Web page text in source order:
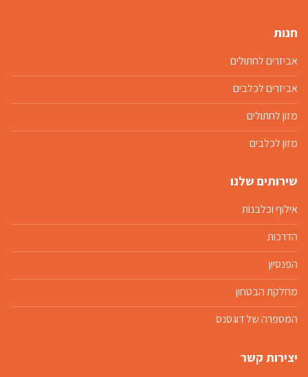
חנות
אביזרים לחתולים
אביזרים לכלבים
מזון לחתולים
מזון לכלבים
שירותים שלנו
אילוף וכלבנות
הדרכות
הפנסיון
מחלקת הבטחון
המספרה של דוגסנס
יצירות קשר